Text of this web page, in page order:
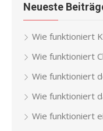
Neueste
Wie funktioniert
Wie funktioniert
Wie funktioniert
Wie funktioniert
Wie funktioniert